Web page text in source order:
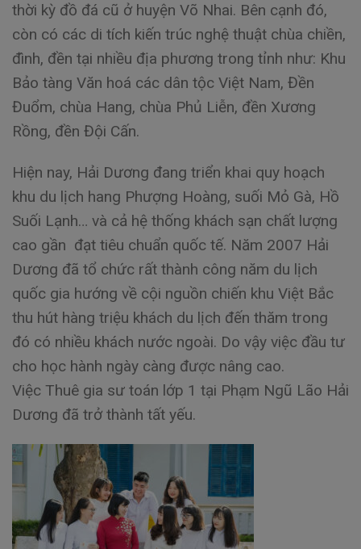
thời kỳ đồ đá cũ ở huyện Võ Nhai. Bên cạnh đó,
còn có các di tích kiến trúc nghệ thuật chùa chiền,
đình, đền tại nhiều địa phương trong tỉnh như: Khu
Bảo tàng Văn hoá các dân tộc Việt Nam, Đền
Đuổm, chùa Hang, chùa Phủ Liễn, đền Xương
Rồng, đền Đội Cấn.
Hiện nay, Hải Dương đang triển khai quy hoạch
khu du lịch hang Phượng Hoàng, suối Mỏ Gà, Hồ
Suối Lạnh… và cả hệ thống khách sạn chất lượng
cao gần đạt tiêu chuẩn quốc tế. Năm 2007 Hải
Dương đã tổ chức rất thành công năm du lịch
quốc gia hướng về cội nguồn chiến khu Việt Bắc
thu hút hàng triệu khách du lịch đến thăm trong
đó có nhiều khách nước ngoài. Do vậy việc đầu tư
cho học hành ngày càng được nâng cao.
Việc Thuê gia sư toán lớp 1 tại Phạm Ngũ Lão Hải
Dương đã trở thành tất yếu.